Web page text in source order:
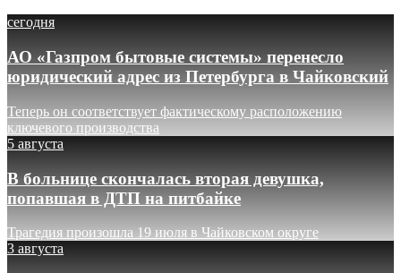
сегодня
АО «Газпром бытовые системы» перенесло
юридический адрес из Петербурга в Чайковский
Теперь он соответствует фактическому расположению
ключевого производства
5 августа
В больнице скончалась вторая девушка,
попавшая в ДТП на питбайке
Трагедия произошла 19 июля в Чайковском округе
3 августа